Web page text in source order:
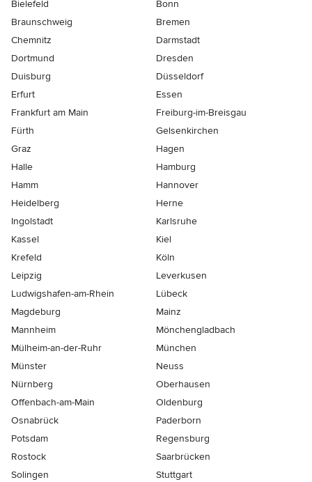
Bielefeld
Bonn
Braunschweig
Bremen
Chemnitz
Darmstadt
Dortmund
Dresden
Duisburg
Düsseldorf
Erfurt
Essen
Frankfurt am Main
Freiburg-im-Breisgau
Fürth
Gelsenkirchen
Graz
Hagen
Halle
Hamburg
Hamm
Hannover
Heidelberg
Herne
Ingolstadt
Karlsruhe
Kassel
Kiel
Krefeld
Köln
Leipzig
Leverkusen
Ludwigshafen-am-Rhein
Lübeck
Magdeburg
Mainz
Mannheim
Mönchen­gladbach
Mülheim-an-der-Ruhr
München
Münster
Neuss
Nürnberg
Oberhausen
Offenbach-am-Main
Oldenburg
Osnabrück
Paderborn
Potsdam
Regensburg
Rostock
Saarbrücken
Solingen
Stuttgart